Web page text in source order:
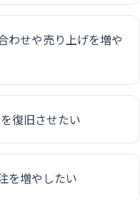
わせや売り上げを増や
復旧させたい
を増やしたい